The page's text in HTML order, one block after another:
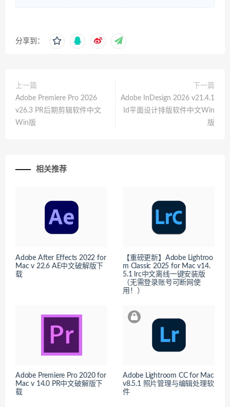
分享到：
上一篇
Adobe Premiere Pro 2026
v26.3 PR后期剪辑软件中文
Win版
下一篇
Adobe InDesign 2026 v21.4.1
Id平面设计排版软件中文Win
版
相关推荐
Adobe After Effects 2022 for
Mac v 22.6 AE中文破解版下
载
【重磅更新】Adobe Lightroo
m Classic 2025 for Mac v14.
5.1 lrc中文离线一键安装版
（无需登录账号可断网使
用！）
Adobe Premiere Pro 2020 for
Mac v 14.0 PR中文破解版下
载
Adobe Lightroom CC for Mac
v8.5.1 照片管理与编辑处理软
件